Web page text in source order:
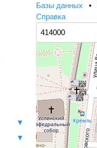
▼
▼
Базы данных •
Справка